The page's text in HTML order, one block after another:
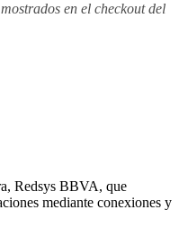
en el checkout del
Redsys BBVA, que
mediante conexiones y